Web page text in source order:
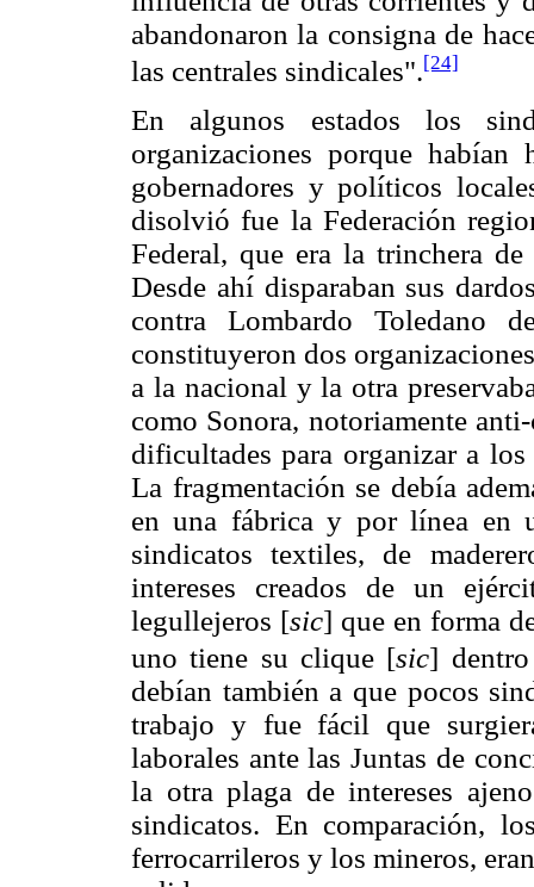
abandonaron la consigna de
las centrales sindicales".[24]
En algunos estados los
organizaciones porque
gobernadores y políticos
disolvió fue la Federación
Federal, que era la trinchera
Desde ahí disparaban sus
contra Lombardo Toledano
constituyeron dos
a la nacional y la otra
como Sonora, notoriamente
dificultades para organizar a
La fragmentación se debía
en una fábrica y por línea en
sindicatos textiles, de
intereses creados de un
legullejeros [sic] que en forma
uno tiene su clique [sic]
debían también a que pocos
trabajo y fue fácil que
laborales ante las Juntas de
la otra plaga de intereses
sindicatos. En comparación,
ferrocarrileros y los mineros,